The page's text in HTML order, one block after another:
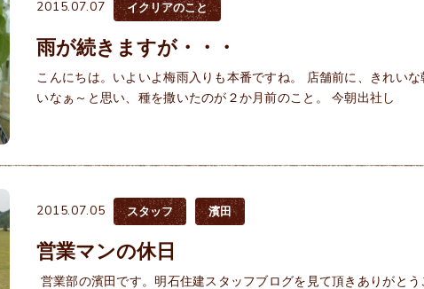
2015.07.07 イクリアのこと
雨が続きますが・・・
こんにちは。いよいよ梅雨入りも本番ですね。 店舗前に、きれい
いなぁ～と思い、種を撒いたのが２か月前のこと。 今朝出社し
2015.07.05 スタッフ 濱田
営業マンの休日
営業部の濱田です。明石住建スタッフブログを見て頂きありがと